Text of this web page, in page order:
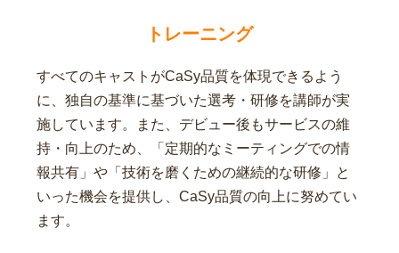
トレーニング
すべてのキャストがCaSy品質を体現できるよう
に、独自の基準に基づいた選考・研修を講師が実
施しています。また、デビュー後もサービスの維
持・向上のため、「定期的なミーティングでの情
報共有」や「技術を磨くための継続的な研修」と
いった機会を提供し、CaSy品質の向上に努めてい
ます。